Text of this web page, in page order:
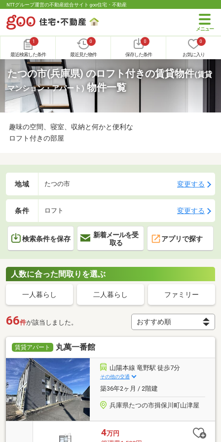
NTTグループ運営の不動産総合サイト goo住宅・不動産
1
最近検索した条件
0
最近見た物件
0
保存した条件
0
お気に入り
たつの市(兵庫県) のロフト付きの賃貸物件(賃貸
マンション・アパート) 物件一覧
趣味の空間、寝室、収納と何かと便利な
ロフト付きの部屋
地域 たつの市 変更する
条件 ロフト 変更する
検索条件を保存
新着メールを受
取る
アプリで探す
人数に合った間取りを選ぶ
一人暮らし 二人暮らし ファミリー
66件が該当しました。
賃貸アパート 丸萬一番館
山陽本線 竜野駅 徒歩7分
その他の交通
築36年2ヶ月 / 2階建
兵庫県たつの市揖保川町山津屋
4万円